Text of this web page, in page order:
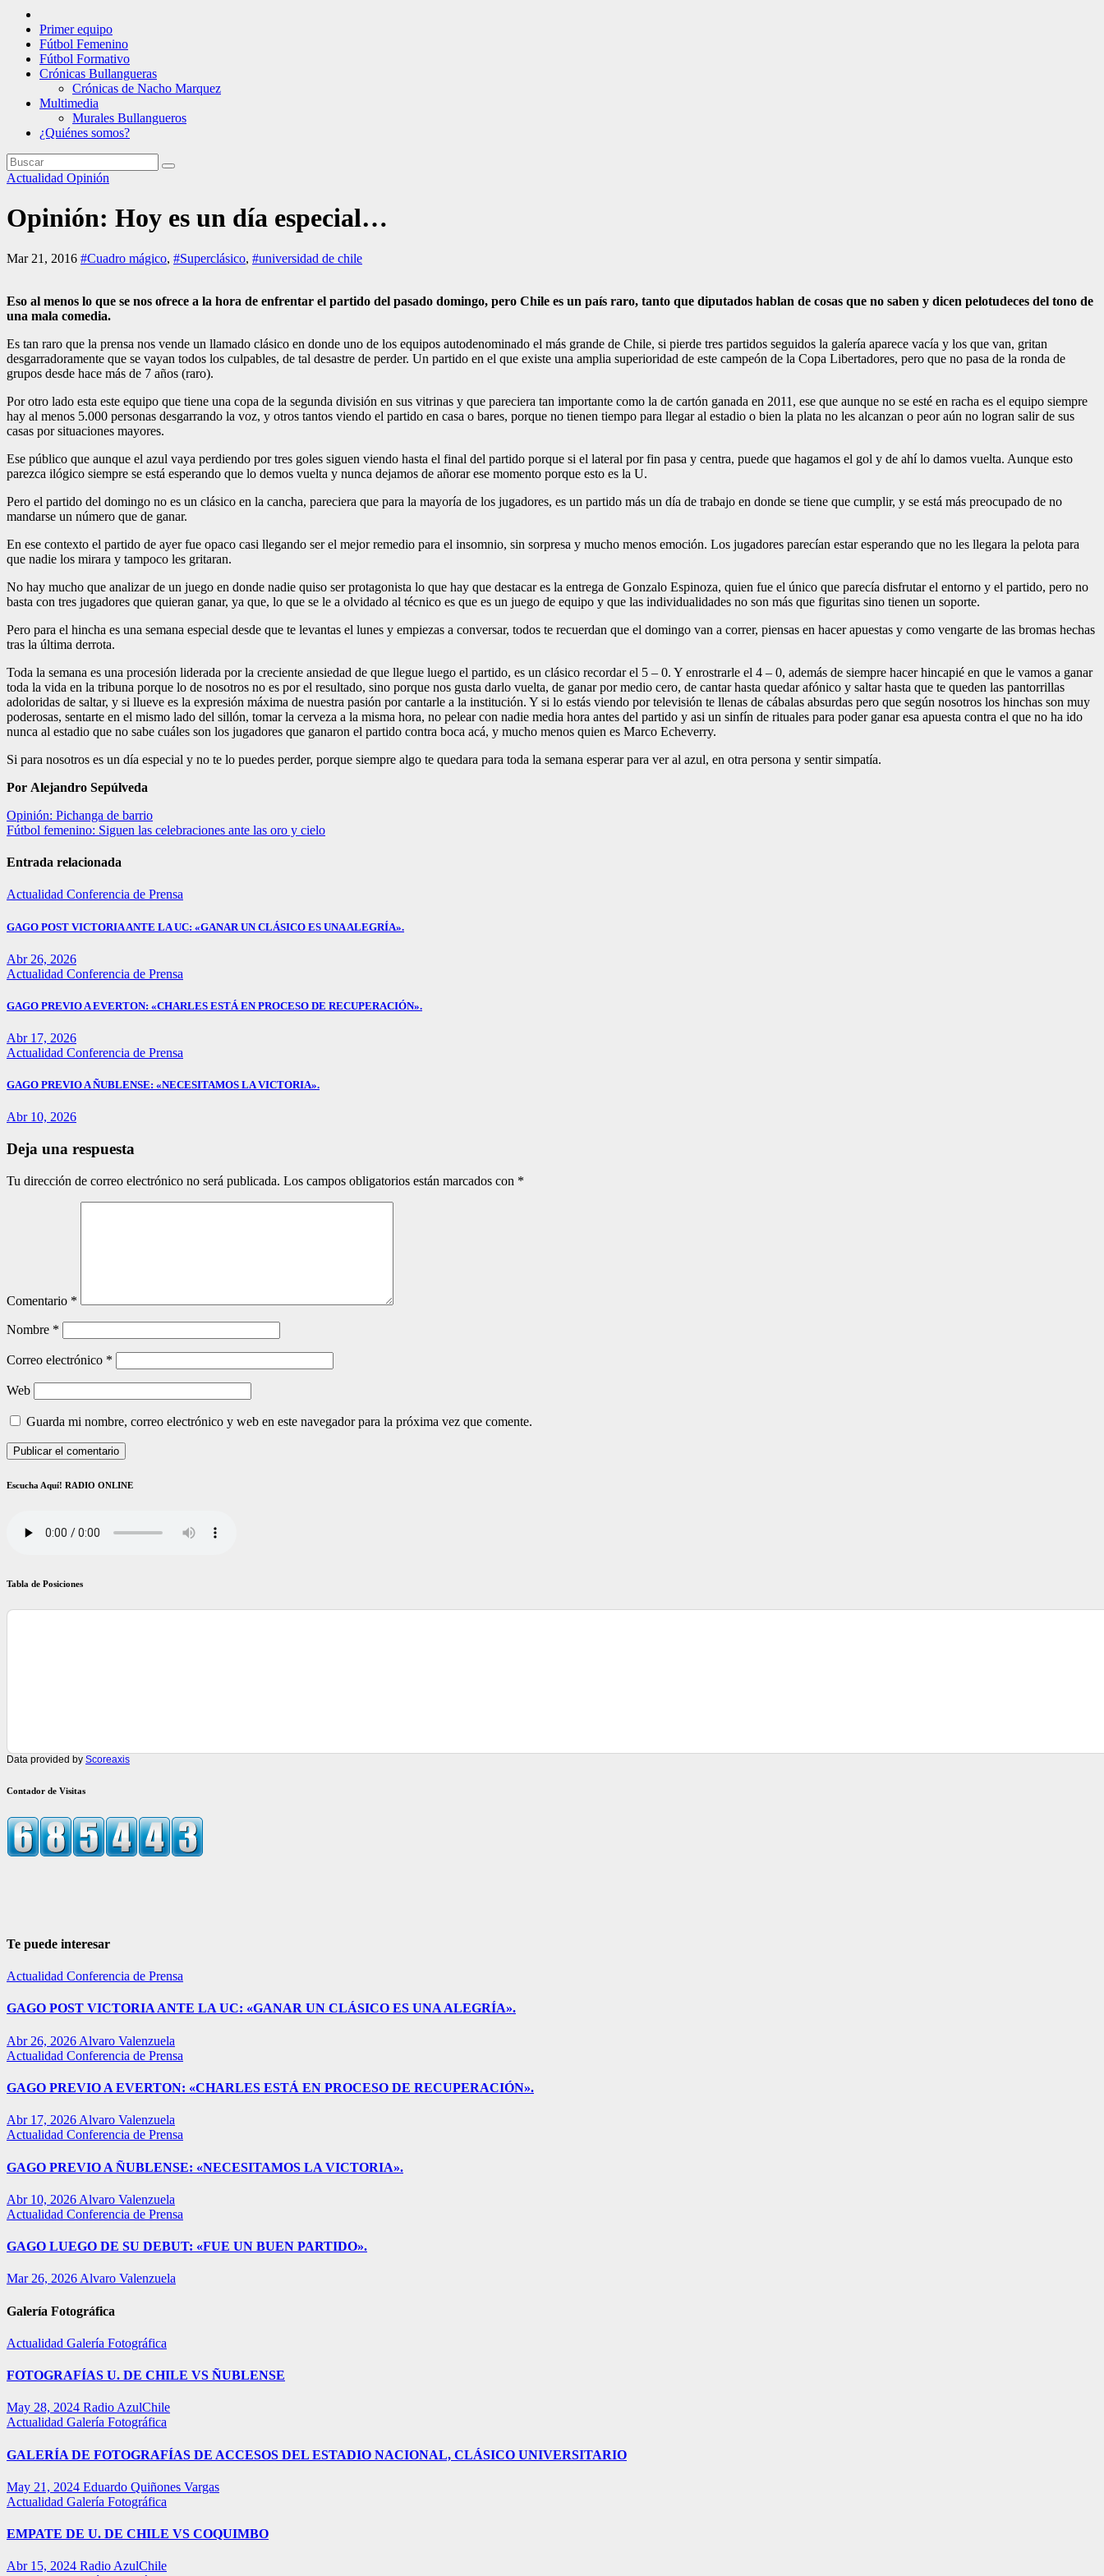
Primer equipo
Fútbol Femenino
Fútbol Formativo
Crónicas Bullangueras
Crónicas de Nacho Marquez
Multimedia
Murales Bullangueros
¿Quiénes somos?
Actualidad Opinión
Opinión: Hoy es un día especial…
Mar 21, 2016 #Cuadro mágico, #Superclásico, #universidad de chile
Eso al menos lo que se nos ofrece a la hora de enfrentar el partido del pasado domingo, pero Chile es un país raro, tanto que diputados hablan de cosas que no saben y dicen pelotudeces del tono de
una mala comedia.
Es tan raro que la prensa nos vende un llamado clásico en donde uno de los equipos autodenominado el más grande de Chile, si pierde tres partidos seguidos la galería aparece vacía y los que van, gritan
desgarradoramente que se vayan todos los culpables, de tal desastre de perder. Un partido en el que existe una amplia superioridad de este campeón de la Copa Libertadores, pero que no pasa de la ronda de
grupos desde hace más de 7 años (raro).
Por otro lado esta este equipo que tiene una copa de la segunda división en sus vitrinas y que pareciera tan importante como la de cartón ganada en 2011, ese que aunque no se esté en racha es el equipo siempre
hay al menos 5.000 personas desgarrando la voz, y otros tantos viendo el partido en casa o bares, porque no tienen tiempo para llegar al estadio o bien la plata no les alcanzan o peor aún no logran salir de sus
casas por situaciones mayores.
Ese público que aunque el azul vaya perdiendo por tres goles siguen viendo hasta el final del partido porque si el lateral por fin pasa y centra, puede que hagamos el gol y de ahí lo damos vuelta. Aunque esto
parezca ilógico siempre se está esperando que lo demos vuelta y nunca dejamos de añorar ese momento porque esto es la U.
Pero el partido del domingo no es un clásico en la cancha, pareciera que para la mayoría de los jugadores, es un partido más un día de trabajo en donde se tiene que cumplir, y se está más preocupado de no
mandarse un número que de ganar.
En ese contexto el partido de ayer fue opaco casi llegando ser el mejor remedio para el insomnio, sin sorpresa y mucho menos emoción. Los jugadores parecían estar esperando que no les llegara la pelota para
que nadie los mirara y tampoco les gritaran.
No hay mucho que analizar de un juego en donde nadie quiso ser protagonista lo que hay que destacar es la entrega de Gonzalo Espinoza, quien fue el único que parecía disfrutar el entorno y el partido, pero no
basta con tres jugadores que quieran ganar, ya que, lo que se le a olvidado al técnico es que es un juego de equipo y que las individualidades no son más que figuritas sino tienen un soporte.
Pero para el hincha es una semana especial desde que te levantas el lunes y empiezas a conversar, todos te recuerdan que el domingo van a correr, piensas en hacer apuestas y como vengarte de las bromas hechas
tras la última derrota.
Toda la semana es una procesión liderada por la creciente ansiedad de que llegue luego el partido, es un clásico recordar el 5 – 0. Y enrostrarle el 4 – 0, además de siempre hacer hincapié en que le vamos a ganar
toda la vida en la tribuna porque lo de nosotros no es por el resultado, sino porque nos gusta darlo vuelta, de ganar por medio cero, de cantar hasta quedar afónico y saltar hasta que te queden las pantorrillas
adoloridas de saltar, y si llueve es la expresión máxima de nuestra pasión por cantarle a la institución. Y si lo estás viendo por televisión te llenas de cábalas absurdas pero que según nosotros los hinchas son muy
poderosas, sentarte en el mismo lado del sillón, tomar la cerveza a la misma hora, no pelear con nadie media hora antes del partido y asi un sinfín de rituales para poder ganar esa apuesta contra el que no ha ido
nunca al estadio que no sabe cuáles son los jugadores que ganaron el partido contra boca acá, y mucho menos quien es Marco Echeverry.
Si para nosotros es un día especial y no te lo puedes perder, porque siempre algo te quedara para toda la semana esperar para ver al azul, en otra persona y sentir simpatía.
Por Alejandro Sepúlveda
Navegación
de
entradas
Opinión: Pichanga de barrio
Fútbol femenino: Siguen las celebraciones ante las oro y cielo
Entrada relacionada
Actualidad Conferencia de Prensa
GAGO POST VICTORIA ANTE LA UC: «GANAR UN CLÁSICO ES UNA ALEGRÍA».
Abr 26, 2026
Actualidad Conferencia de Prensa
GAGO PREVIO A EVERTON: «CHARLES ESTÁ EN PROCESO DE RECUPERACIÓN».
Abr 17, 2026
Actualidad Conferencia de Prensa
GAGO PREVIO A ÑUBLENSE: «NECESITAMOS LA VICTORIA».
Abr 10, 2026
Deja una respuesta
Tu dirección de correo electrónico no será publicada. Los campos obligatorios están marcados con *
Comentario *
Nombre *
Correo electrónico *
Web
Guarda mi nombre, correo electrónico y web en este navegador para la próxima vez que comente.
Escucha Aquí! RADIO ONLINE
Tabla de Posiciones
Data provided by Scoreaxis
Contador de Visitas
Te puede interesar
Actualidad Conferencia de Prensa
GAGO POST VICTORIA ANTE LA UC: «GANAR UN CLÁSICO ES UNA ALEGRÍA».
Abr 26, 2026 Alvaro Valenzuela
Actualidad Conferencia de Prensa
GAGO PREVIO A EVERTON: «CHARLES ESTÁ EN PROCESO DE RECUPERACIÓN».
Abr 17, 2026 Alvaro Valenzuela
Actualidad Conferencia de Prensa
GAGO PREVIO A ÑUBLENSE: «NECESITAMOS LA VICTORIA».
Abr 10, 2026 Alvaro Valenzuela
Actualidad Conferencia de Prensa
GAGO LUEGO DE SU DEBUT: «FUE UN BUEN PARTIDO».
Mar 26, 2026 Alvaro Valenzuela
Galería Fotográfica
Actualidad Galería Fotográfica
FOTOGRAFÍAS U. DE CHILE VS ÑUBLENSE
May 28, 2024 Radio AzulChile
Actualidad Galería Fotográfica
GALERÍA DE FOTOGRAFÍAS DE ACCESOS DEL ESTADIO NACIONAL, CLÁSICO UNIVERSITARIO
May 21, 2024 Eduardo Quiñones Vargas
Actualidad Galería Fotográfica
EMPATE DE U. DE CHILE VS COQUIMBO
Abr 15, 2024 Radio AzulChile